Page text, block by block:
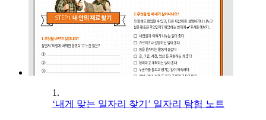
1.
‘내게 맞는 일자리 찾기’ 일자리 탐험 노트